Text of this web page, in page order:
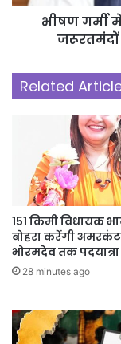
भीषण गर्मी
जरूरतमंदों
Related
151 किमी विधायक
बोहरा करेंगी
भोरमदेव तक पदयात्रा
28 minutes ago